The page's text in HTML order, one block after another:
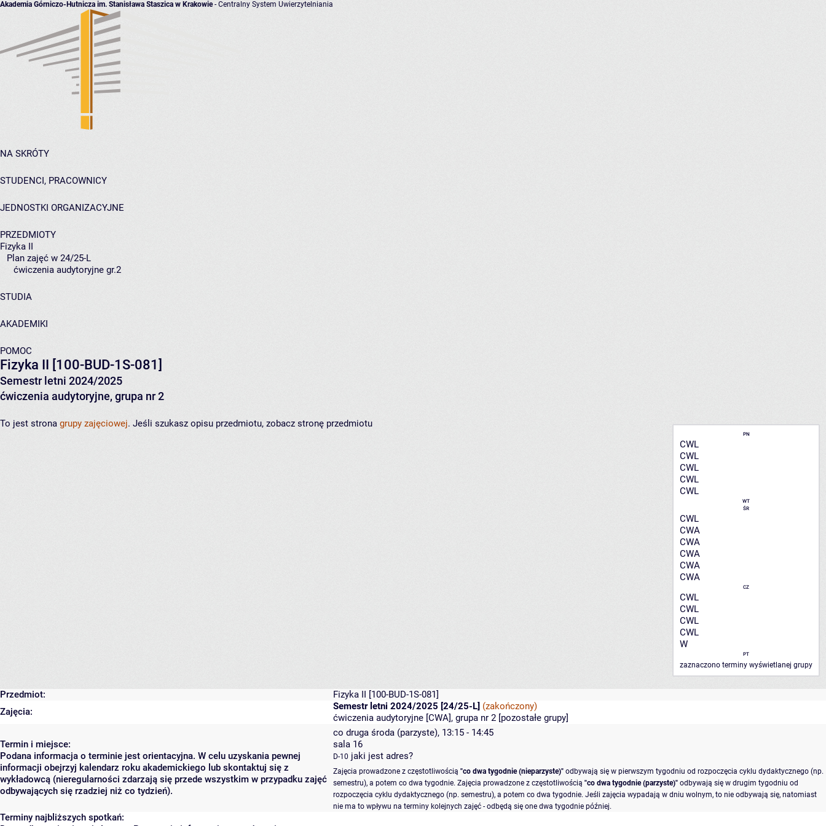
Akademia Górniczo-Hutnicza im. Stanisława Staszica w Krakowie- Centralny System Uwierzytelniania
NA SKRÓTY
STUDENCI, PRACOWNICY
JEDNOSTKI ORGANIZACYJNE
PRZEDMIOTY
Fizyka II
Plan zajęć w 24/25-L
ćwiczenia audytoryjne gr.2
STUDIA
AKADEMIKI
POMOC
Fizyka II [100-BUD-1S-081]
Semestr letni 2024/2025
ćwiczenia audytoryjne, grupa nr 2
PN
CWL
CWL
CWL
CWL
CWL
WT
ŚR
CWL
CWA
CWA
CWA
CWA
CWA
CZ
CWL
CWL
CWL
CWL
W
PT
zaznaczono terminy wyświetlanej grupy
To jest strona grupy zajęciowej. Jeśli szukasz opisu przedmiotu, zobacz stronę przedmiotu
Przedmiot: Fizyka II [100-BUD-1S-081]
Zajęcia:
Semestr letni 2024/2025 [24/25-L] (zakończony)
ćwiczenia audytoryjne [CWA], grupa nr 2 [pozostałe grupy]
Termin i miejsce:
Podana informacja o terminie jest orientacyjna. W celu uzyskania pewnej
informacji obejrzyj kalendarz roku akademickiego lub skontaktuj się z
wykładowcą (nieregularności zdarzają się przede wszystkim w przypadku zajęć
odbywających się rzadziej niż co tydzień).
co druga środa (parzyste), 13:15 - 14:45
sala 16
D-10 jaki jest adres?
Zajęcia prowadzone z częstotliwością "co dwa tygodnie (nieparzyste)" odbywają się w pierwszym tygodniu od rozpoczęcia cyklu dydaktycznego (np.
semestru), a potem co dwa tygodnie. Zajęcia prowadzone z częstotliwością "co dwa tygodnie (parzyste)" odbywają się w drugim tygodniu od
rozpoczęcia cyklu dydaktycznego (np. semestru), a potem co dwa tygodnie. Jeśli zajęcia wypadają w dniu wolnym, to nie odbywają się, natomiast
nie ma to wpływu na terminy kolejnych zajęć - odbędą się one dwa tygodnie później.
Terminy najbliższych spotkań: